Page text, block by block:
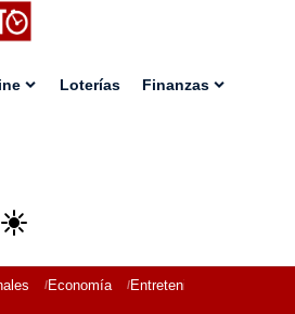
Loterías Finanzas
Economía Entretenimiento